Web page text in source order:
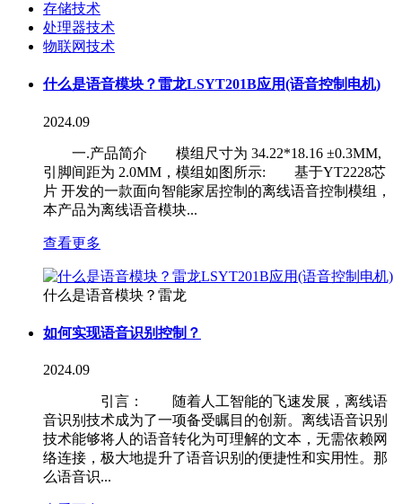
存储技术
处理器技术
物联网技术
什么是语音模块？雷龙LSYT201B应用(语音控制电机)
2024.09
一.产品简介 模组尺寸为 34.22*18.16 ±0.3MM,
引脚间距为 2.0MM，模组如图所示: 基于YT2228芯
片 开发的一款面向智能家居控制的离线语音控制模组，
本产品为离线语音模块...
查看更多
什么是语音模块？雷龙
如何实现语音识别控制？
2024.09
引言： 随着人工智能的飞速发展，离线语
音识别技术成为了一项备受瞩目的创新。离线语音识别
技术能够将人的语音转化为可理解的文本，无需依赖网
络连接，极大地提升了语音识别的便捷性和实用性。那
么语音识...